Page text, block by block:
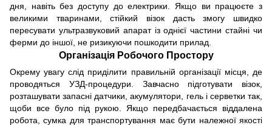
дня, навіть без доступу до електрики. Якщо ви працюєте з
великими тваринами, стійкий візок дасть змогу швидко
пересувати ультразвуковий апарат із однієї частини стайні чи
ферми до іншої, не ризикуючи пошкодити прилад.
Організація Робочого Простору
Окрему увагу слід приділити правильній організації місця, де
проводяться УЗД-процедури. Завчасно підготувати візок,
розташувати запасні датчики, акумулятори, гель і серветки так,
щоби все було під рукою. Якщо передбачається віддалена
робота, сумка для транспортування має бути належної якості